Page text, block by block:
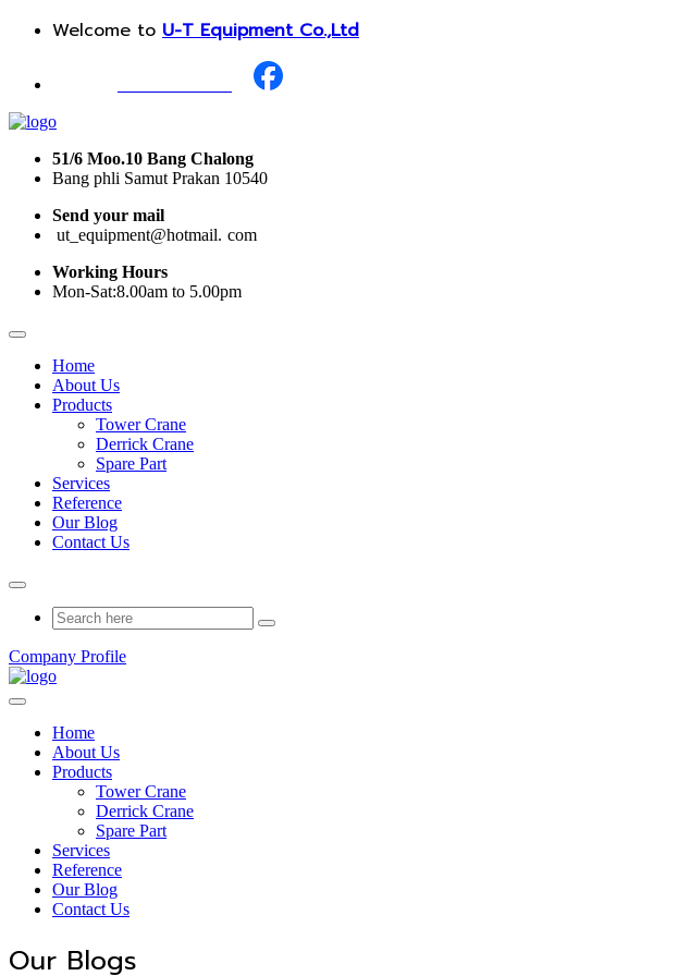
Welcome to U-T Equipment Co.,Ltd
51/6 Moo.10 Bang Chalong
Bang phli Samut Prakan 10540
Send your mail
ut_equipment@hotmail. com
Working Hours
Mon-Sat:8.00am to 5.00pm
Home
About Us
Products
Tower Crane
Derrick Crane
Spare Part
Services
Reference
Our Blog
Contact Us
Company Profile
Home
About Us
Products
Tower Crane
Derrick Crane
Spare Part
Services
Reference
Our Blog
Contact Us
Our Blogs